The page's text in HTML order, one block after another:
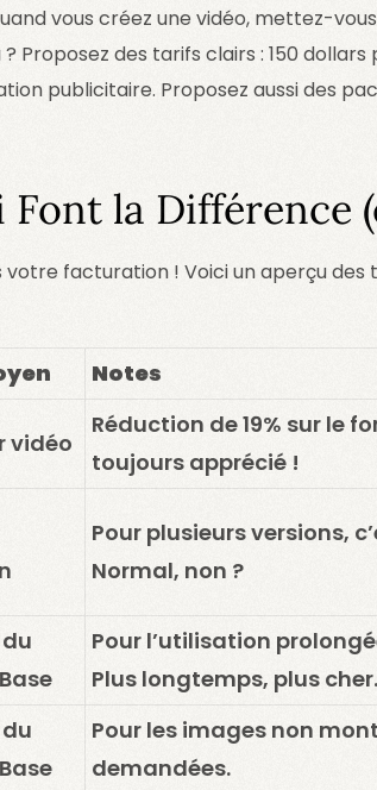
vous créez une vidéo, mettez-
Proposez des tarifs clairs : 150
publicitaire. Proposez aussi des
la Différence
votre facturation ! Voici un aperçu des
Notes
vidéo
Réduction de 19% sur le
toujours apprécié !
Pour plusieurs versions,
Normal, non ?
Pour l’utilisation
Plus longtemps, plus cher.
Pour les images non
demandées.